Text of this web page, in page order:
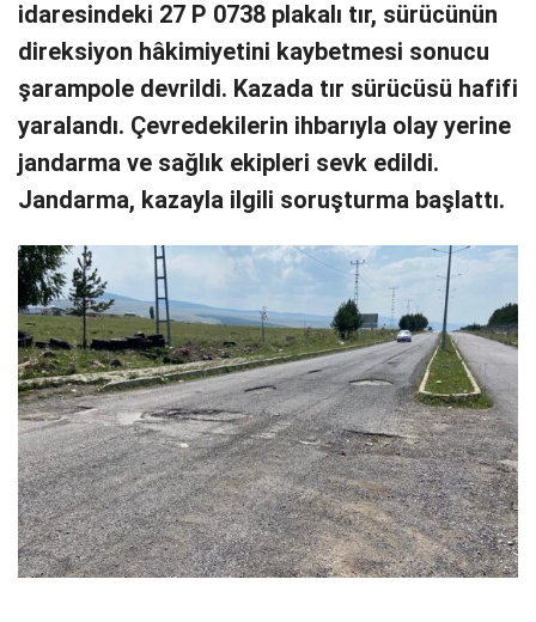
idaresindeki 27 P 0738 plakalı tır, sürücünün
direksiyon hâkimiyetini kaybetmesi sonucu
şarampole devrildi. Kazada tır sürücüsü hafifi
yaralandı. Çevredekilerin ihbarıyla olay yerine
jandarma ve sağlık ekipleri sevk edildi.
Jandarma, kazayla ilgili soruşturma başlattı.